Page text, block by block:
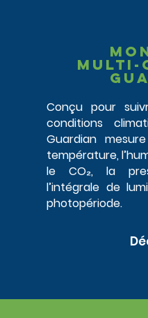
multi-
Conçu pour
conditions
Guardian
température,
le CO₂, la
l’intégrale de
photopériode.